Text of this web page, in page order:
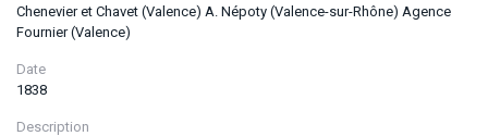
Chenevier et Chavet (Valence) A. Népoty (Valence-sur-Rhône) Agence
Fournier (Valence)
Date
1838
Description